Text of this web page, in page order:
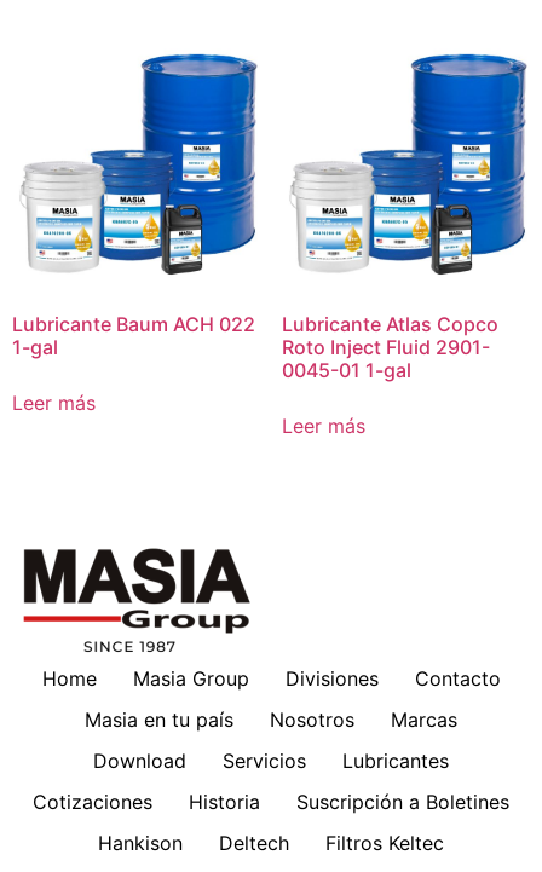
Lubricante Baum ACH 022
1-gal
Leer más
Lubricante Atlas Copco
Roto Inject Fluid 2901-
0045-01 1-gal
Leer más
Home Masia Group Divisiones
Contacto
Masia en tu país
Nosotros
Marcas
Download
Servicios
Lubricantes
Cotizaciones
Historia
Suscripción a Boletines
Hankison
Deltech
Filtros Keltec